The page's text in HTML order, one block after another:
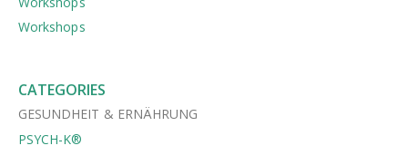
Workshops
CATEGORIES
GESUNDHEIT & ERNÄHRUNG
PSYCH-K®